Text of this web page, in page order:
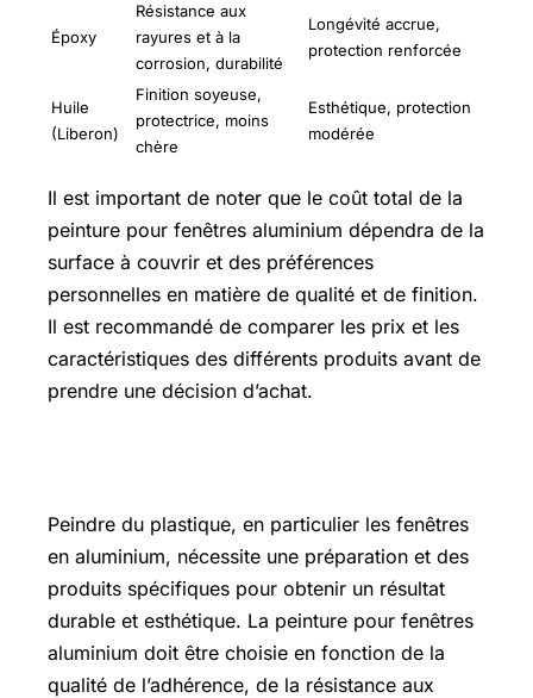
Époxy
Résistance aux
rayures et à la
corrosion, durabilité
Longévité accrue,
protection renforcée
Huile
(Liberon)
Finition soyeuse,
protectrice, moins
chère
Esthétique, protection
modérée
Il est important de noter que le coût total de la
peinture pour fenêtres aluminium dépendra de la
surface à couvrir et des préférences
personnelles en matière de qualité et de finition.
Il est recommandé de comparer les prix et les
caractéristiques des différents produits avant de
prendre une décision d’achat.
Peindre du plastique, en particulier les fenêtres
en aluminium, nécessite une préparation et des
produits spécifiques pour obtenir un résultat
durable et esthétique. La peinture pour fenêtres
aluminium doit être choisie en fonction de la
qualité de l’adhérence, de la résistance aux